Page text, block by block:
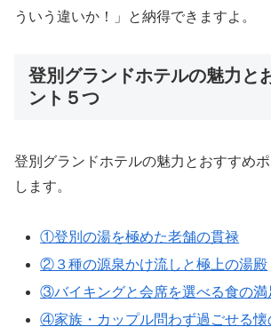
ういう違いか！」と納得できますよ。
登別グランドホテルの魅力と
ント５つ
登別グランドホテルの魅力とおすすめ
します。
①登別の湯を極めた老舗の貫禄
②３種の源泉かけ流しと極上の湯殿
③バイキングと会席を選べる食の満
④家族・カップル問わず過ごせる懐